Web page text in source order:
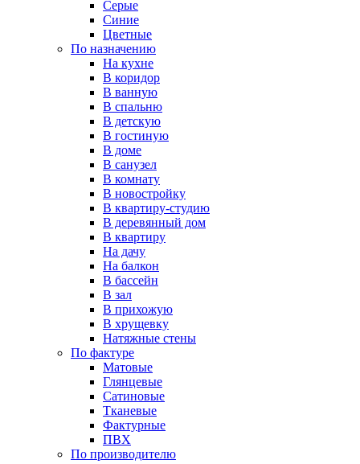
Серые
Синие
Цветные
По назначению
На кухне
В коридор
В ванную
В спальню
В детскую
В гостиную
В доме
В санузел
В комнату
В новостройку
В квартиру-студию
В деревянный дом
В квартиру
На дачу
На балкон
В бассейн
В зал
В прихожую
В хрущевку
Натяжные стены
По фактуре
Матовые
Глянцевые
Сатиновые
Тканевые
Фактурные
ПВХ
По производителю